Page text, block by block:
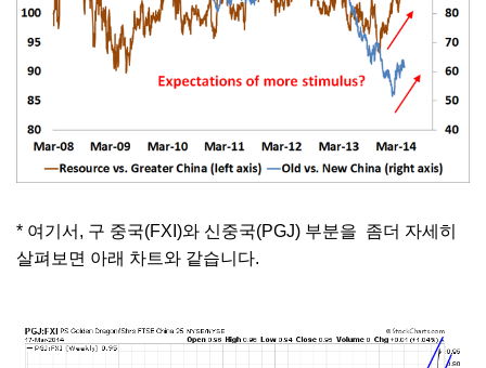
* 여기서, 구 중국(FXI)와 신중국(PGJ) 부분을 좀더 자세히
살펴보면 아래 차트와 같습니다.